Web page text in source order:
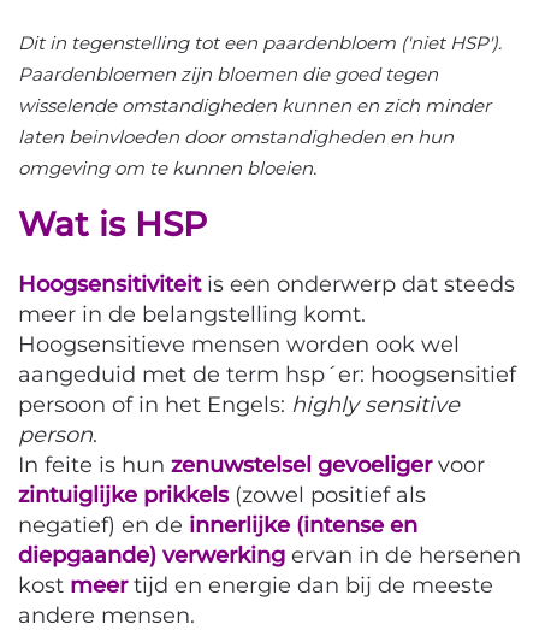
Dit in tegenstelling tot een paardenbloem ('niet HSP').
Paardenbloemen zijn bloemen die goed tegen
wisselende omstandigheden kunnen en zich minder
laten beinvloeden door omstandigheden en hun
omgeving om te kunnen bloeien.
Wat is HSP
Hoogsensitiviteitis een onderwerp dat steeds
meer in de belangstelling komt.
Hoogsensitieve mensen worden ook wel
aangeduid met de term hsp´er: hoogsensitief
persoon of in het Engels: highly sensitive
person.
In feite is hun zenuwstelsel gevoeligervoor
zintuiglijke prikkels(zowel positief als
negatief) en de innerlijke (intense en
diepgaande) verwerking ervan in de hersenen
kost meertijd en energie dan bij de meeste
andere mensen.